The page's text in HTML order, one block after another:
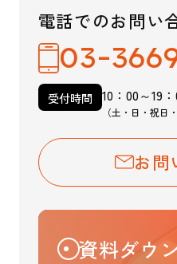
電話でのお問い
03-
受付時間 10：00～19
（土・日・祝日
お問
資料ダウ